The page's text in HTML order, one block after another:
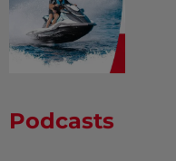
Podcasts